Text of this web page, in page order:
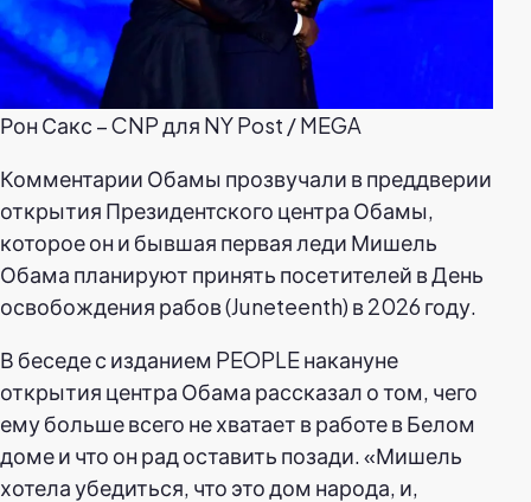
Рон Сакс – CNP для NY Post / MEGA
Комментарии Обамы прозвучали в преддверии
открытия Президентского центра Обамы,
которое он и бывшая первая леди Мишель
Обама планируют принять посетителей в День
освобождения рабов (Juneteenth) в 2026 году.
В беседе с изданием PEOPLE накануне
открытия центра Обама рассказал о том, чего
ему больше всего не хватает в работе в Белом
доме и что он рад оставить позади. «Мишель
хотела убедиться, что это дом народа, и,